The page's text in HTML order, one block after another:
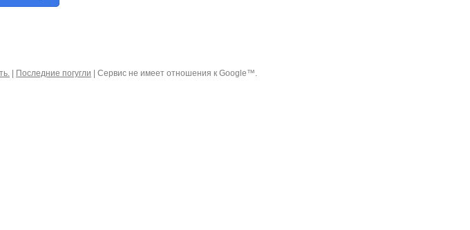
Последние погугли | Сервис не имеет отношения к Google™.